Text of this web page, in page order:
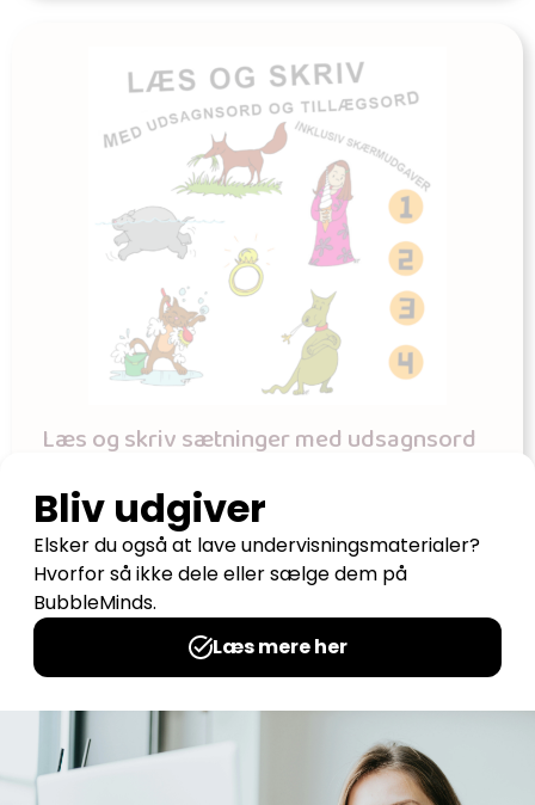
Læs og skriv sætninger med udsagnsord
og tillægsord
Udgives af: Kirsten Bach
49,00kr
Tilføj til kurv